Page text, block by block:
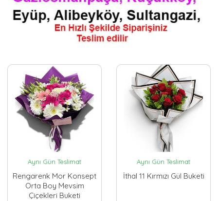
Aynı Gün Teslimat
Rengarenk Mor Konsept
Orta Boy Mevsim
Çiçekleri Buketi
Aynı Gün Teslimat
İthal 11 Kırmızı Gül Buketi